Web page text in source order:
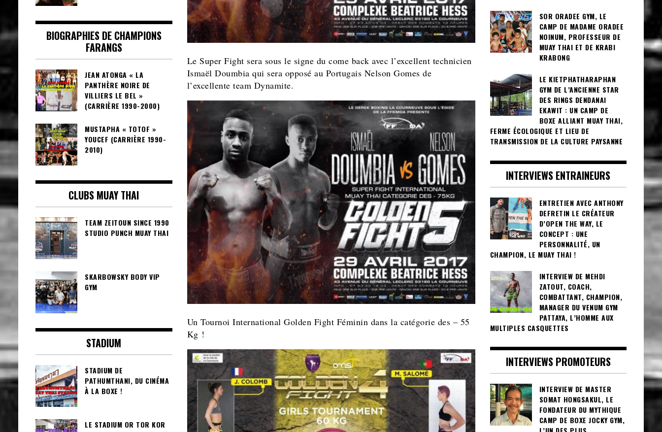
Le Super Fight sera sous le signe du come back avec l’excellent technicien
Ismaël Doumbia qui sera opposé au Portugais Nelson Gomes de
l’excellente team Dynamite.
Un Tournoi International Golden Fight Féminin dans la catégorie des – 55
Kg !
BIOGRAPHIES DE CHAMPIONS
FARANGS
JEAN ATONGA « LA
PANTHÈRE NOIRE DE
VILLIERS LE BEL »
(CARRIÈRE 1990-2000)
MUSTAPHA « TOTOF »
YOUCEF (CARRIÈRE 1990-
2010)
CLUBS MUAY THAI
TEAM ZEITOUN SINCE 1990
STUDIO PUNCH MUAY THAI
SKARBOWSKY BODY VIP
GYM
STADIUM
STADIUM DE
PATHUMTHANI, DU CINÉMA
À LA BOXE !
LE STADIUM OR TOR KOR
SOR ORADEE GYM, LE
CAMP DE MADAME ORADEE
NOINUM, PROFESSEUR DE
MUAY THAI ET DE KRABI
KRABONG
LE KIETPHATHARAPHAN
GYM DE L’ANCIENNE STAR
DES RINGS DENDANAI
EKAWIT : UN CAMP DE
BOXE ALLIANT MUAY THAI,
FERME ÉCOLOGIQUE ET LIEU DE
TRANSMISSION DE LA CULTURE PAYSANNE
INTERVIEWS ENTRAINEURS
ENTRETIEN AVEC ANTHONY
DEFRETIN LE CRÉATEUR
D’OPEN THE WAY, LE
CONCEPT : UNE
PERSONNALITÉ, UN
CHAMPION, LE MUAY THAI !
INTERVIEW DE MEHDI
ZATOUT, COACH,
COMBATTANT, CHAMPION,
MANAGER DU VENUM GYM
PATTAYA, L’HOMME AUX
MULTIPLES CASQUETTES
INTERVIEWS PROMOTEURS
INTERVIEW DE MASTER
SOMAT HONGSAKUL, LE
FONDATEUR DU MYTHIQUE
CAMP DE BOXE JOCKY GYM,